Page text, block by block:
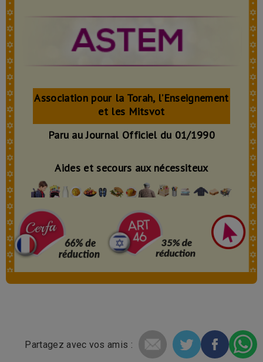
Association pour la Torah, l’Enseignement
et les Mitsvot
Paru au Journal Officiel du 01/1990
Aides et secours aux nécessiteux
Partagez avec vos amis :